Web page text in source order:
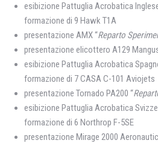
esibizione Pattuglia Acrobatica
formazione di 9 Hawk T1A
presentazione AMX “Reparto
presentazione elicottero A129
esibizione Pattuglia Acrobatica
formazione di 7 CASA C-101 Aviojets
presentazione Tornado PA200 “
esibizione Pattuglia Acrobatica
formazione di 6 Northrop F-5SE
presentazione Mirage 2000